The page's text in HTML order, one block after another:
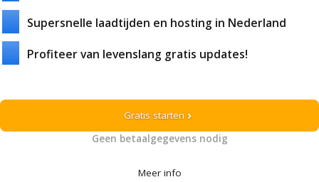
Supersnelle laadtijden en hosting in Nederland
Profiteer van levenslang gratis updates!
Gratis starten chevron_right
Geen betaalgegevens nodig
Meer info